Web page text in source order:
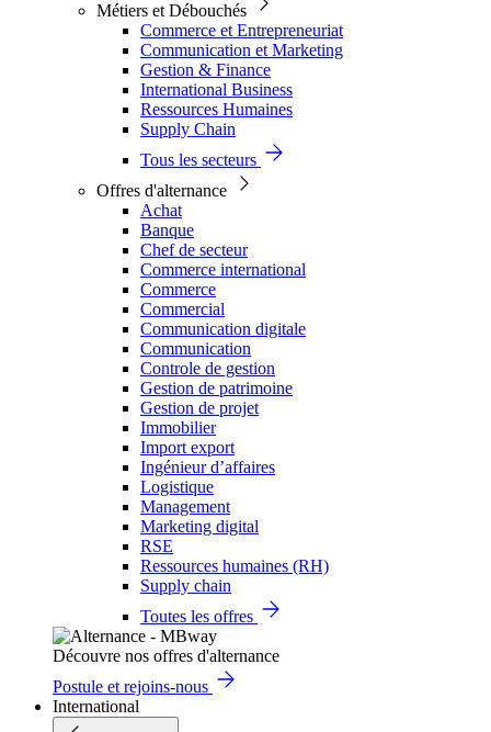
Métiers et Débouchés
Commerce et Entrepreneuriat
Communication et Marketing
Gestion & Finance
International Business
Ressources Humaines
Supply Chain
Tous les secteurs
Offres d'alternance
Achat
Banque
Chef de secteur
Commerce international
Commerce
Commercial
Communication digitale
Communication
Controle de gestion
Gestion de patrimoine
Gestion de projet
Immobilier
Import export
Ingénieur d’affaires
Logistique
Management
Marketing digital
RSE
Ressources humaines (RH)
Supply chain
Toutes les offres
Découvre nos offres d'alternance
Postule et rejoins-nous
International